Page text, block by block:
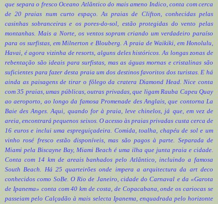
que separa o fresco Oceano Atlântico do mais ameno Indico, conta com cerca
de 20 praias num curto espaço. As praias de Clifton, conhecidas pelas
casinhas sobranceiras e os pores-do-sol, estão protegidas do vento pelas
montanhas. Mais a Norte, os ventos sopram criando um verdadeiro paraíso
para os surfistas, em Milnerton e Blouberg. A praia de Waikiki, em Honolulu,
Havai, é agora vizinha de resorts, alguns deles históricos. As longas zonas de
rebentação são ideais para surfistas, mas as águas mornas e cristalinas são
suficientes para fazer desta praia um dos destinos favoritos dos turistas. E há
ainda as paisagens de tirar o fôlego da cratera Diamond Head. Nice conta
com 35 praias, umas públicas, outras privadas, que ligam Rauba Capeu Quay
ao aeroporto, ao longo da famosa Promenade des Anglais, que contorna La
Baie des Anges. Aqui, quando for à praia, leve chinelos, já que, em vez de
areia, encontrará pequenos seixos. O acesso às praias privadas custa cerca de
16 euros e inclui uma espreguiçadeira. Comida, toalha, chapéu de sol e um
vinho rosé fresco estão disponíveis, mas são pagos à parte. Separada de
Miami pela Biscayne Bay, Miami Beach é uma ilha que junta praia e cidade.
Conta com 14 km de areais banhados pelo Atlântico, incluindo a famosa
South Beach. Há 25 quarteirões onde impera a arquitectura da art deco
conhecidos como SoBe. O Rio de Janeiro, cidade do Carnaval e da «Garota
de Ipanema» conta com 40 km de costa, de Copacabana, onde os cariocas se
passeiam pelo Calçadão à mais selecta Ipanema, enquadrada pelo horizonte